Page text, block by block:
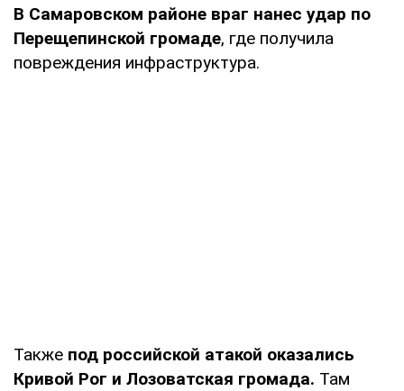
В Самаровском районе враг нанес удар по
Перещепинской громаде, где получила
повреждения инфраструктура.
Также под российской атакой оказались
Кривой Рог и Лозоватская громада. Там